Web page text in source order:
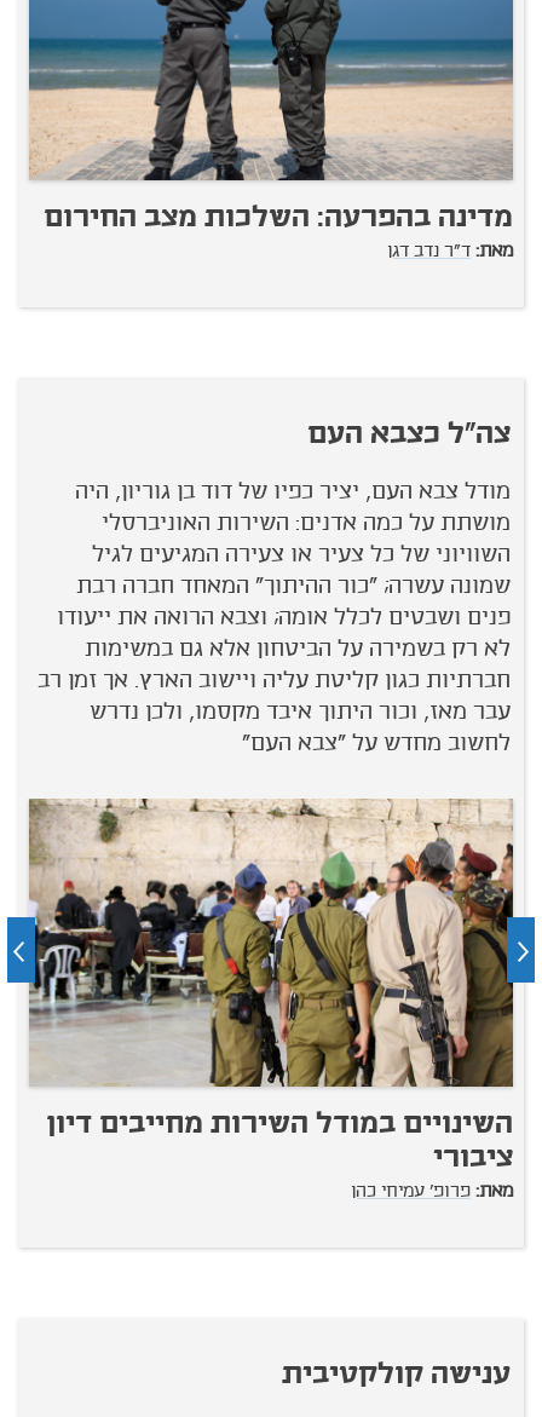
מדינה בהפרעה: השלכות מצב החירום
מאת: ד"ר נדב דגן
צה"ל כצבא העם
מודל צבא העם, יציר כפיו של דוד בן גוריון, היה
מושתת על כמה אדנים: השירות האוניברסלי
השוויוני של כל צעיר או צעירה המגיעים לגיל
שמונה עשרה; "כור ההיתוך" המאחד חברה רבת
פנים ושבטים לכלל אומה; וצבא הרואה את ייעודו
לא רק בשמירה על הביטחון אלא גם במשימות
חברתיות כגון קליטת עליה ויישוב הארץ. אך זמן רב
עבר מאז, וכור היתוך איבד מקסמו, ולכן נדרש
לחשוב מחדש על "צבא העם"
השינויים במודל השירות מחייבים דיון
ציבורי
מאת: פרופ' עמיחי כהן
ענישה קולקטיבית